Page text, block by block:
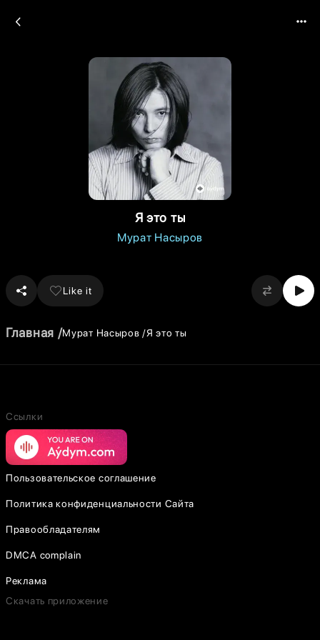
Я это ты
Мурат Насыров
Like it
Главная Мурат Насыров Я это ты
Ссылки
Пользовательское соглашение
Политика конфиденциальности Сайта
Правообладателям
DMCA complain
Реклама
Скачать приложение